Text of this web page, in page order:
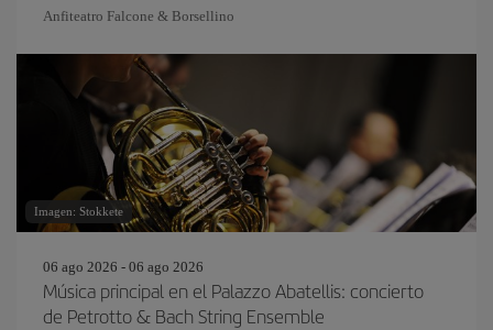
Anfiteatro Falcone & Borsellino
Imagen: Stokkete
06 ago 2026 - 06 ago 2026
Música principal en el Palazzo Abatellis: concierto
de Petrotto & Bach String Ensemble